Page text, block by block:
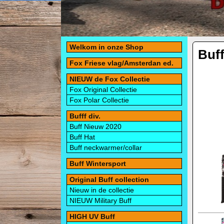
Welkom in onze Shop
Fox Friese vlag/Amsterdan ed.
NIEUW de Fox Collectie
Fox Original Collectie
Fox Polar Collectie
Bufff div.
Buff Nieuw 2020
Buff Hat
Buff neckwarmer/collar
Buff Wintersport
Original Buff collection
Nieuw in de collectie
NIEUW Military Buff
HIGH UV Buff